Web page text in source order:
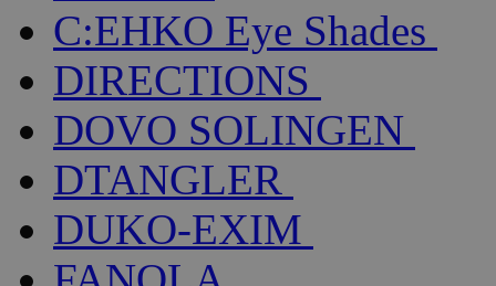
C:EHKO Eye Shades
DIRECTIONS
DOVO SOLINGEN
DTANGLER
DUKO-EXIM